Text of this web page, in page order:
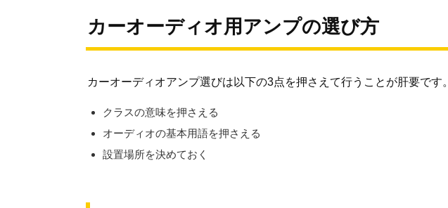
カーオーディオ用アンプの選び方
カーオーディオアンプ選びは以下の3点を押さえて行うことが肝要です。
クラスの意味を押さえる
オーディオの基本用語を押さえる
設置場所を決めておく